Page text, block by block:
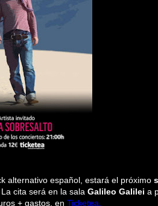
alternativo español, estará el próximo
. La cita será en la sala Galileo Galilei a
+ gastos, en Ticketea.